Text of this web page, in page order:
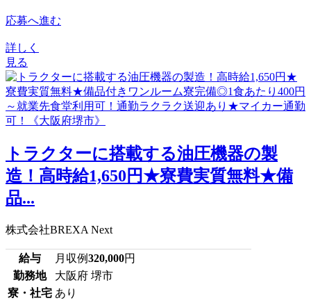
応募へ進む
詳しく
見る
トラクターに搭載する油圧機器の製
造！高時給1,650円★寮費実質無料★備
品...
株式会社BREXA Next
給与 月収例320,000円
勤務地
大阪府 堺市
寮・社宅 あり